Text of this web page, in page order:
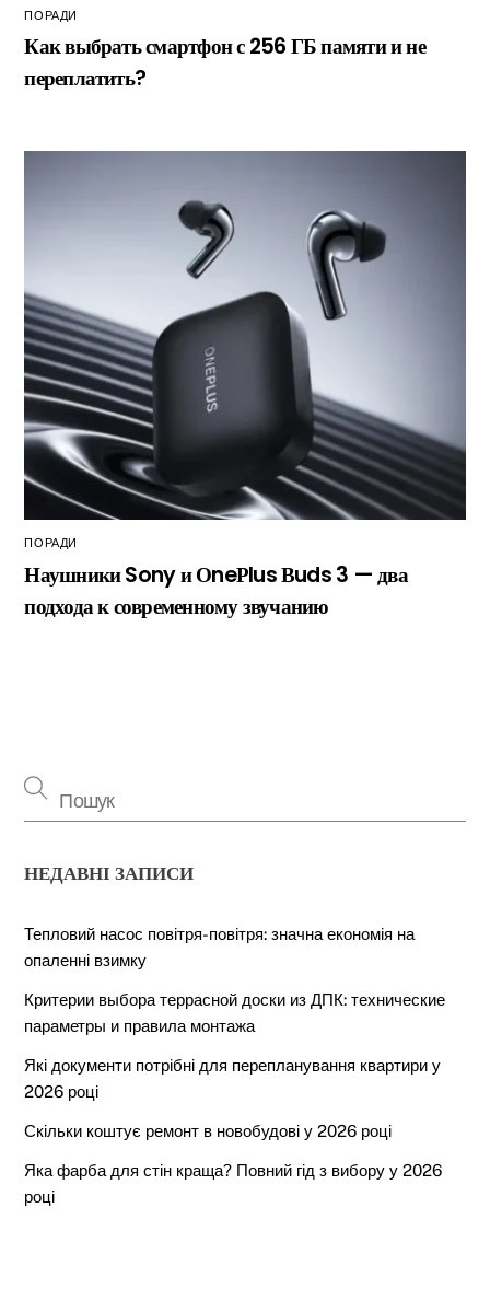
ПОРАДИ
Как выбрать смартфон с 256 ГБ памяти и не
переплатить?
ПОРАДИ
Наушники Sony и ОneРlus Вuds 3 — два
подхода к современному звучанию
НЕДАВНІ ЗАПИСИ
Тепловий насос повітря-повітря: значна економія на
опаленні взимку
Критерии выбора террасной доски из ДПК: технические
параметры и правила монтажа
Які документи потрібні для перепланування квартири у
2026 році
Скільки коштує ремонт в новобудові у 2026 році
Яка фарба для стін краща? Повний гід з вибору у 2026
році